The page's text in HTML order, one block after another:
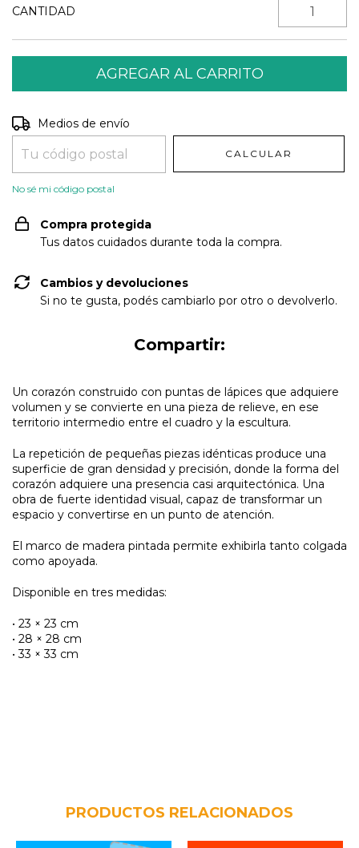
CANTIDAD
Entregas para el CP:
Medios de envío
CALCULAR
No sé mi código postal
Compra protegida
Tus datos cuidados durante toda la compra.
Cambios y devoluciones
Si no te gusta, podés cambiarlo por otro o devolverlo.
Compartir:
Un corazón construido con puntas de lápices que adquiere
volumen y se convierte en una pieza de relieve, en ese
territorio intermedio entre el cuadro y la escultura.
La repetición de pequeñas piezas idénticas produce una
superficie de gran densidad y precisión, donde la forma del
corazón adquiere una presencia casi arquitectónica. Una
obra de fuerte identidad visual, capaz de transformar un
espacio y convertirse en un punto de atención.
El marco de madera pintada permite exhibirla tanto colgada
como apoyada.
Disponible en tres medidas:
• 23 × 23 cm
• 28 × 28 cm
• 33 × 33 cm
PRODUCTOS RELACIONADOS